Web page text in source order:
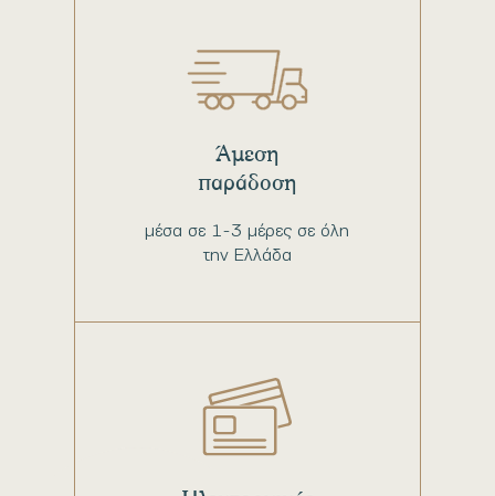
μέσα σε 1-3 μέρες σε όλη
την Ελλάδα
Άμεση
παράδοση